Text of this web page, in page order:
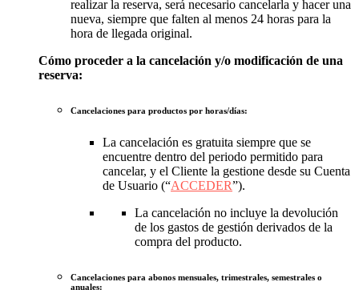
realizar la reserva, será necesario cancelarla y hacer una
nueva, siempre que falten al menos 24 horas para la
hora de llegada original.
Cómo proceder a la cancelación y/o modificación de una
reserva:
Cancelaciones para productos por horas/días:
La cancelación es gratuita siempre que se
encuentre dentro del periodo permitido para
cancelar, y el Cliente la gestione desde su Cuenta
de Usuario (“ACCEDER”).
La cancelación no incluye la devolución
de los gastos de gestión derivados de la
compra del producto.
Cancelaciones para abonos mensuales, trimestrales, semestrales o
anuales: